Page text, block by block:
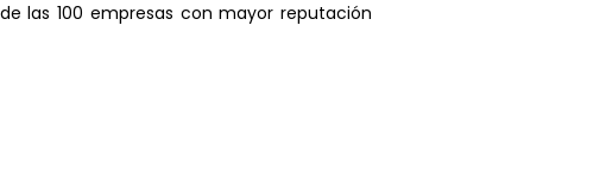
las 100 empresas con mayor reputación